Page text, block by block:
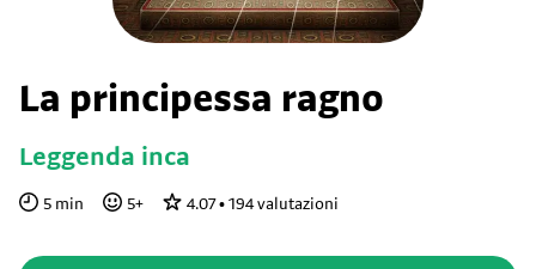
La principessa ragno
Leggenda inca
5 min 5+ 4.07• 194valutazioni